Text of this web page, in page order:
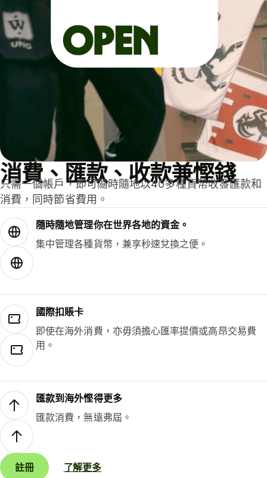
消費、匯款、收款兼慳錢
只需一個帳戶，即可隨時隨地以40多種貨幣收發匯款和
消費，同時節省費用。
隨時隨地管理你在世界各地的資金。
集中管理各種貨幣，兼享秒速兌換之便。
國際扣賬卡
即使在海外消費，亦毋須擔心匯率提價或高昂交易費
用。
匯款到海外慳得更多
匯款消費，無遠弗屆。
註冊 了解更多